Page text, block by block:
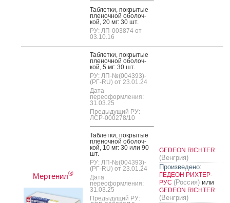
Таб­летки, пок­ры­тые
пле­ноч­ной обо­лоч­
кой, 20 мг: 30 шт.
РУ: ЛП-003874 от
03.10.16
Мертенил®
Таб­летки, пок­ры­тые
пле­ноч­ной обо­лоч­
кой, 5 мг: 30 шт.
РУ: ЛП-№(004393)-
(РГ-RU) от 23.01.24
Дата
переоформления:
31.03.25
Предыдущий РУ:
ЛСР-000278/10
Таб­летки, пок­ры­тые
пле­ноч­ной обо­лоч­
кой, 10 мг: 30 или 90
шт.
РУ: ЛП-№(004393)-
(РГ-RU) от 23.01.24
Дата
переоформления:
31.03.25
Предыдущий РУ:
GEDEON RICHTER
(Венгрия)
Произведено:
ГЕДЕОН РИХТЕР-
РУС (Россия) или
GEDEON RICHTER
(Венгрия)